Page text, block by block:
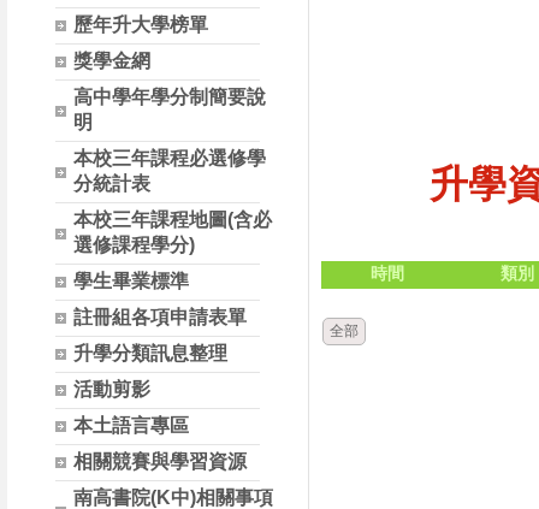
歷年升大學榜單
獎學金網
高中學年學分制簡要說
明
本校三年課程必選修學
分統計表
本校三年課程地圖(含必
選修課程學分)
學生畢業標準
註冊組各項申請表單
升學分類訊息整理
活動剪影
本土語言專區
相關競賽與學習資源
南高書院(K中)相關事項
升學
時間 類別
全部